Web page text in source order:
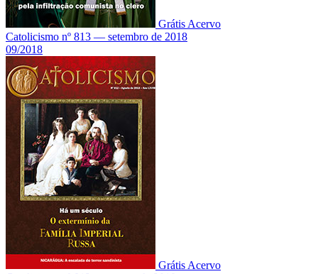
Grátis Acervo
Catolicismo nº 813 — setembro de 2018
09/2018
Grátis Acervo